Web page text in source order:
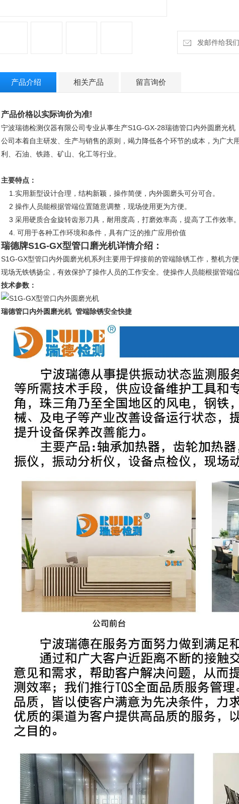
发邮件给我
产品介绍 相关产品 留言询价
产品价格以实际询价为准!
宁波瑞德检测仪器有限公司专业从事生产S1G-GX-28瑞德管口内外圆磨光
公司本着自主研发、生产与销售的原则，竭力降低各个环节的成本，为广大
利、石油、铁路、矿山、化工等行业。
主要特点：
1. 实用新型设计合理，结构新颖，操作简便，内外圆磨头可分可合。
2 操作人员能根据管端位置随意调整，现场使用更为方便。
3 采用硬质合金旋转齿形刀具，耐用度高，打磨效率高，提高了工作效率。
4. 可用于各种工作环境和条件，具有广泛的推广应用价值
瑞德牌S1G-GX型管口磨光机详情介绍：
S1G-GX型管口内外圆磨光机系列主要用于焊接前的管端除锈工作，整机方
现场无铁锈扬尘，有效保护了操作人员的工作安全。使操作人员能根据管端
技术参数：
瑞德管口内外圆磨光机 管端除锈安全快捷